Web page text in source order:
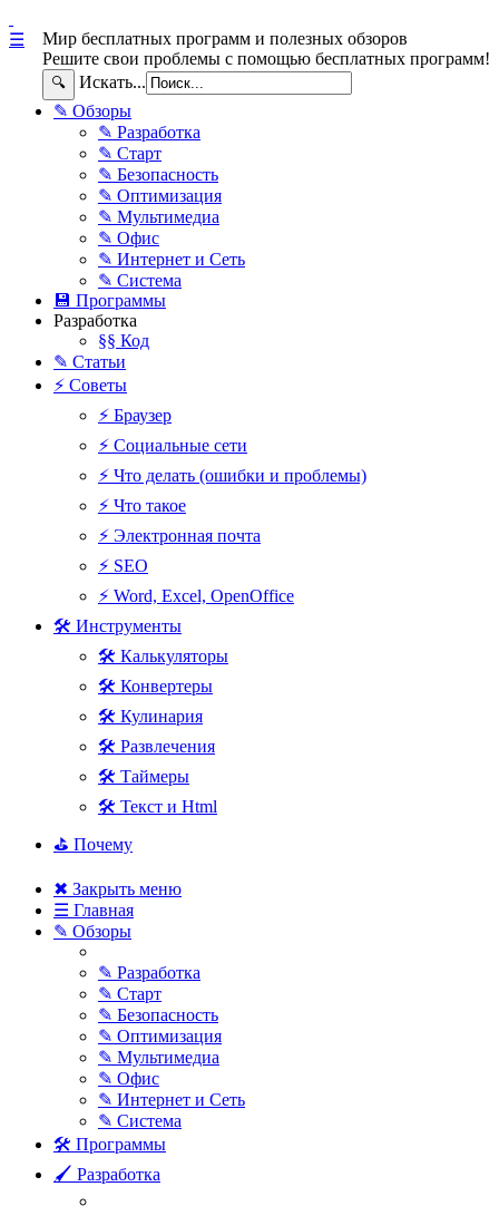
Мир бесплатных программ и полезных обзоров
Решите свои проблемы с помощью бесплатных программ!
🔍 Искать...
☰
✎ Обзоры
✎ Разработка
✎ Старт
✎ Безопасность
✎ Оптимизация
✎ Мультимедиа
✎ Офис
✎ Интернет и Сеть
✎ Система
💾 Программы
Разработка
§§ Код
✎ Статьи
⚡ Советы
⚡ Браузер
⚡ Социальные сети
⚡ Что делать (ошибки и проблемы)
⚡ Что такое
⚡ Электронная почта
⚡ SEO
⚡ Word, Excel, OpenOffice
🛠 Инструменты
🛠 Калькуляторы
🛠 Конвертеры
🛠 Кулинария
🛠 Развлечения
🛠 Таймеры
🛠 Текст и Html
⛳ Почему
✖ Закрыть меню
☰ Главная
✎ Обзоры
✎ Разработка
✎ Старт
✎ Безопасность
✎ Оптимизация
✎ Мультимедиа
✎ Офис
✎ Интернет и Сеть
✎ Система
🛠 Программы
🖌 Разработка